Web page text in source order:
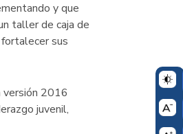
y que
taller de caja de
sus
versión 2016
juvenil,